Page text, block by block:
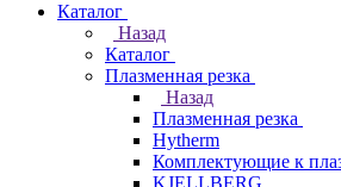
Каталог
Назад
Каталог
Плазменная резка
Назад
Плазменная резка
Hytherm
Комплектующие к
KJELLBERG